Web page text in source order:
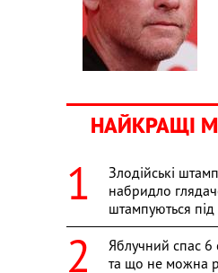
НАЙКРАЩІ
Злодійські
набридло
штампуються під
Яблучний спас 6
та що не можна